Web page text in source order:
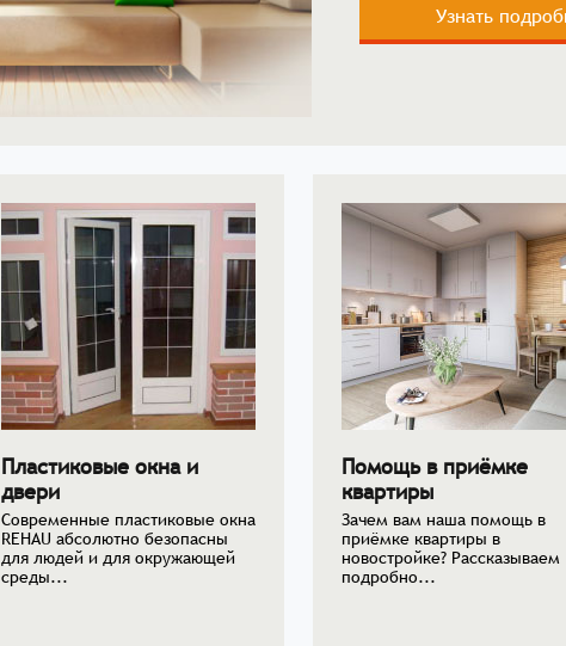
Узнать
Пластиковые окна и
двери
Современные пластиковые окна
REHAU абсолютно безопасны
для людей и для окружающей
среды...
Помощь в приёмке
квартиры
Зачем вам наша помощь в
приёмке квартиры в
новостройке? Рассказываем
подробно...